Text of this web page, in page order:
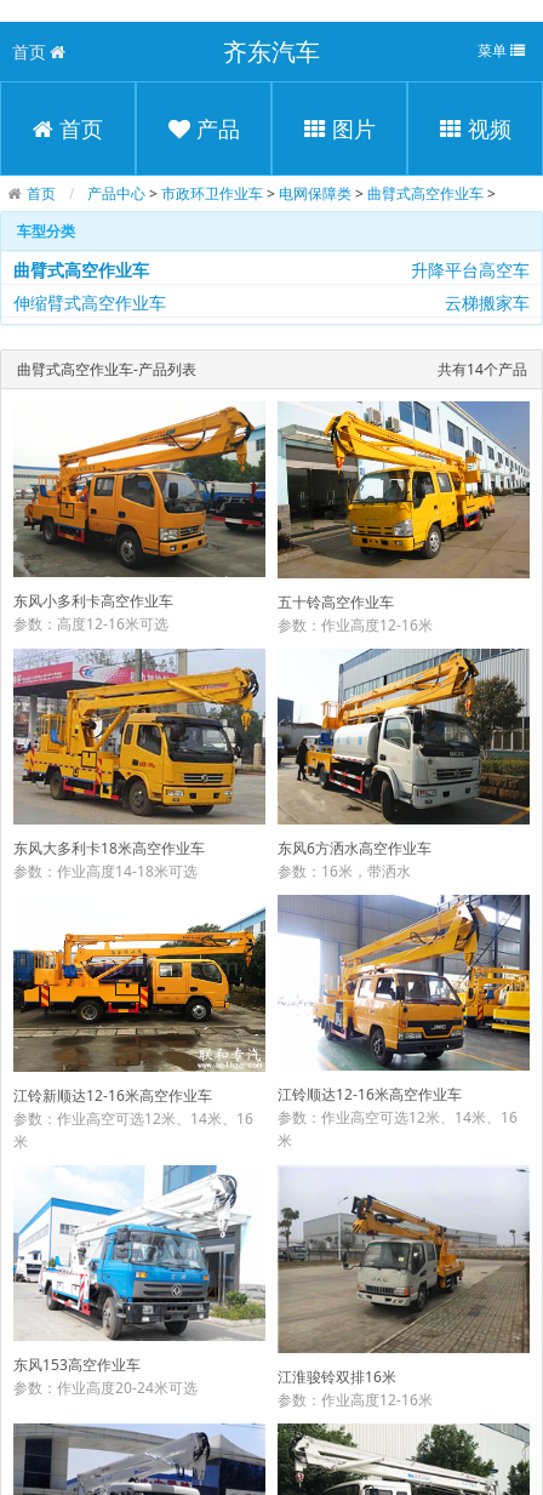
首页 齐东汽车 菜单
首页 产品 图片 视频
首页 产品中心>市政环卫作业车>电网保障类>曲臂式高空作业车>
车型分类
曲臂式高空作业车
升降平台高空车
伸缩臂式高空作业车
云梯搬家车
曲臂式高空作业车-产品列表 共有14个产品
东风小多利卡高空作业车
参数：高度12-16米可选
五十铃高空作业车
参数：作业高度12-16米
东风大多利卡18米高空作业车
参数：作业高度14-18米可选
东风6方洒水高空作业车
参数：16米，带洒水
江铃新顺达12-16米高空作业车
参数：作业高空可选12米、14米、16
米
江铃顺达12-16米高空作业车
参数：作业高空可选12米、14米、16
米
东风153高空作业车
参数：作业高度20-24米可选
江淮骏铃双排16米
参数：作业高度12-16米